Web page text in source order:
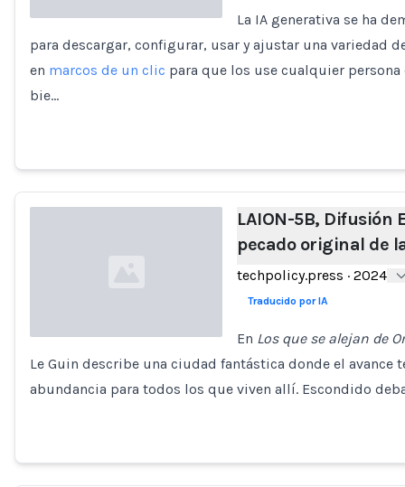
Loading...
La IA generativa se ha
para descargar, configurar, usar y ajustar una variedad
en marcos de un clic para que los use cualquier
bie…
LAION-5B, Difusión
pecado original de
techpolicy.press · 2024
Traducido por IA
En Los que se alejan de
Le Guin describe una ciudad fantástica donde el avance
abundancia para todos los que viven allí. Escondido